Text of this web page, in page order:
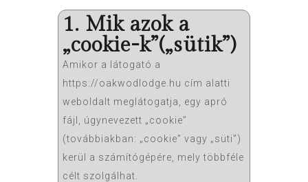
1. Mik azok a
„cookie-k”(„sütik”)
Amikor a látogató a
https://oakwodlodge.hu cím alatti
weboldalt meglátogatja, egy apró
fájl, úgynevezett „cookie”
(továbbiakban: „cookie” vagy „süti”)
kerül a számítógépére, mely többféle
célt szolgálhat.